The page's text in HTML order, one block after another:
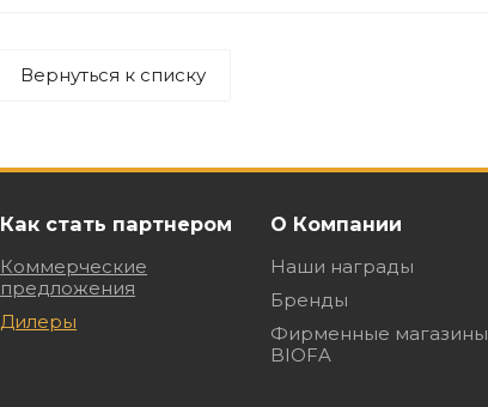
Вернуться к списку
Как стать партнером
Коммерческие
предложения
Дилеры
О Компании
Наши награды
Бренды
Фирменные магазины
BIOFA